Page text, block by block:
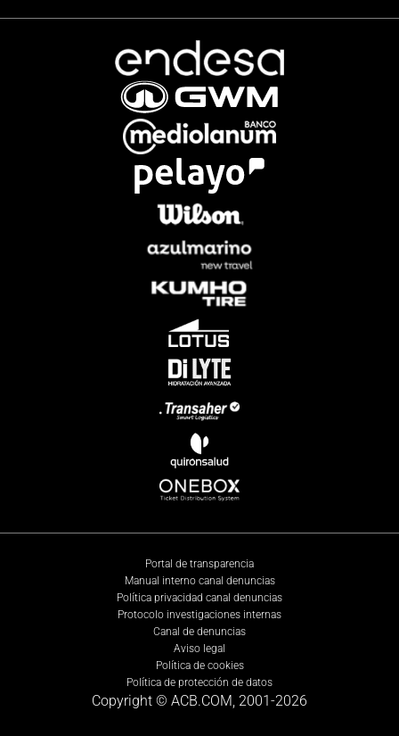
Portal de transparencia
Manual interno canal denuncias
Política privacidad canal denuncias
Protocolo investigaciones internas
Canal de denuncias
Aviso legal
Política de cookies
Política de protección de datos
Copyright © ACB.COM, 2001-2026